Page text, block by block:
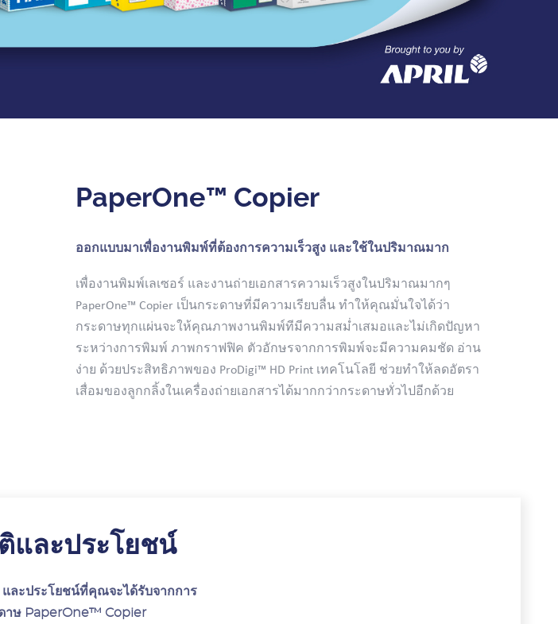
PaperOne™ Copier
ออกแบบมาเพื่องานพิมพ์ที่ต้องการความเร็วสูง และใช้ในปริมาณมาก
เพื่องานพิมพ์เลเซอร์ และงานถ่ายเอกสารความเร็วสูงในปริมาณมากๆ
PaperOne™ Copier เป็นกระดาษที่มีความเรียบลื่น ทำให้คุณมั่นใจได้ว่า
กระดาษทุกแผ่นจะให้คุณภาพงานพิมพ์ทีมีความสม่ำเสมอและไม่เกิดปัญหา
ระหว่างการพิมพ์ ภาพกราฟฟิค ตัวอักษรจากการพิมพ์จะมีความคมชัด อ่าน
ง่าย ด้วยประสิทธิภาพของ ProDigi™ HD Print เทคโนโลยี ช่วยทำให้ลดอัตรา
เสื่อมของลูกกลิ้งในเครื่องถ่ายเอกสารได้มากกว่ากระดาษทั่วไปอีกด้วย
ละประโยชน์
ละประโยชน์ที่คุณจะได้รับจากการ
าษ PaperOne™ Copier